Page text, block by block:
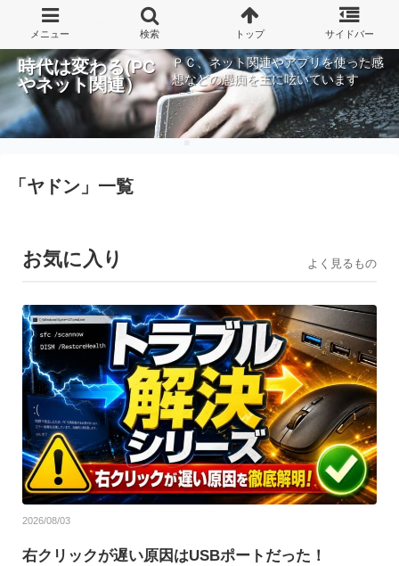
時代は変わる(PC
やネット関連）
ＰＣ、ネット関連やアプリを使った感
想などの愚痴を主に呟いています
「 ヤドン 」 一覧
お気に入り よく見るもの
2026/08/03
右クリックが遅い原因はUSBポートだった！